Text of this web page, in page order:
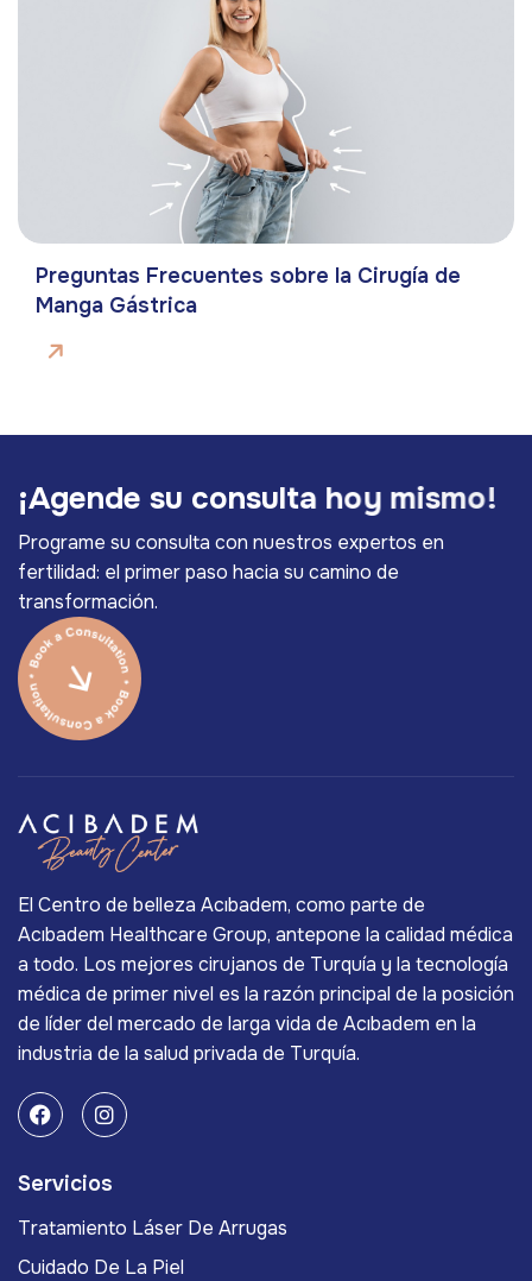
Preguntas Frecuentes sobre la Cirugía de
Manga Gástrica
¡Agende su consulta hoy mismo!
Programe su consulta con nuestros expertos en
fertilidad: el primer paso hacia su camino de
transformación.
El Centro de belleza Acıbadem, como parte de
Acıbadem Healthcare Group, antepone la calidad médica
a todo. Los mejores cirujanos de Turquía y la tecnología
médica de primer nivel es la razón principal de la posición
de líder del mercado de larga vida de Acıbadem en la
industria de la salud privada de Turquía.
Servicios
Tratamiento Láser De Arrugas
Cuidado De La Piel